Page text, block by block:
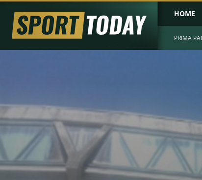
HOME
PRIMA